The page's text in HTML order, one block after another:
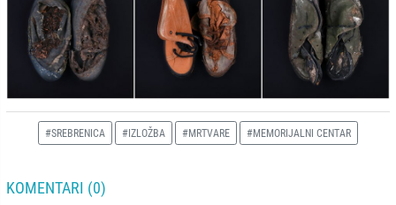
#SREBRENICA #IZLOŽBA #MRTVARE #MEMORIJALNI CENTAR
KOMENTARI (0)